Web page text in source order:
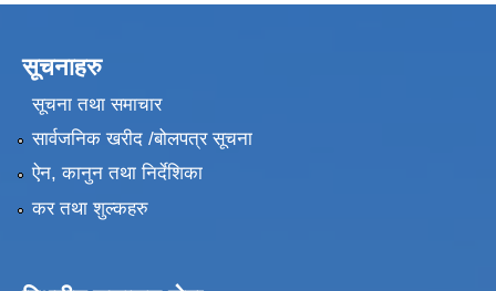
सूचनाहरु
सूचना तथा समाचार
सार्वजनिक खरीद /बोलपत्र सूचना
ऐन, कानुन तथा निर्देशिका
कर तथा शुल्कहरु